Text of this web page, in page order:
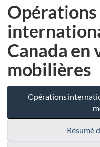
Opérations
Canada en
mobilières
Opérations
Résumé